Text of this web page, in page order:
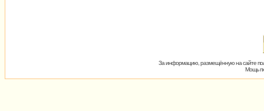
За информацию, размещённую на сайте
Мощь